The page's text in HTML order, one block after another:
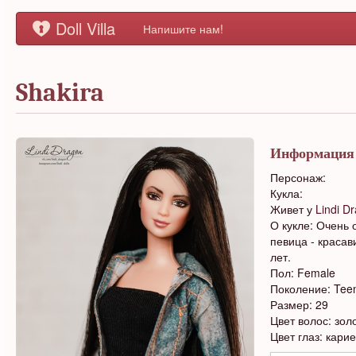
Doll Villa Напишите нам!
Shakira
Информация
Персонаж:
Кукла:
Живет у Lindi
О кукле: Очень
певица -
лет.
Пол: Female
Поколение:
Размер: 29
Цвет волос:
Цвет глаз: карие